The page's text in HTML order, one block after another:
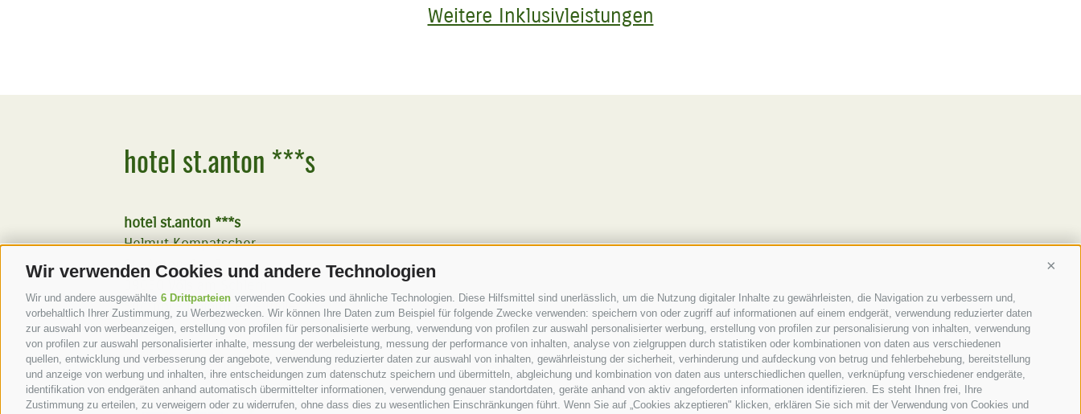
Wir verwenden Cookies und andere Technologien
Wir und andere ausgewählte 6 Drittparteien verwenden Cookies und ähnliche Technologien. Diese Hilfsmittel sind unerlässlich, um die Nutzung digitaler Inhalte zu gewährleisten, die Navigation zu verbessern und,
vorbehaltlich Ihrer Zustimmung, zu Werbezwecken. Wir können Ihre Daten zum Beispiel für folgende Zwecke verwenden: speichern von oder zugriff auf informationen auf einem endgerät, verwendung reduzierter daten
zur auswahl von werbeanzeigen, erstellung von profilen für personalisierte werbung, verwendung von profilen zur auswahl personalisierter werbung, erstellung von profilen zur personalisierung von inhalten, verwendung
von profilen zur auswahl personalisierter inhalte, messung der werbeleistung, messung der performance von inhalten, analyse von zielgruppen durch statistiken oder kombinationen von daten aus verschiedenen
quellen, entwicklung und verbesserung der angebote, verwendung reduzierter daten zur auswahl von inhalten, gewährleistung der sicherheit, verhinderung und aufdeckung von betrug und fehlerbehebung, bereitstellung
und anzeige von werbung und inhalten, ihre entscheidungen zum datenschutz speichern und übermitteln, abgleichung und kombination von daten aus unterschiedlichen quellen, verknüpfung verschiedener endgeräte,
identifikation von endgeräten anhand automatisch übermittelter informationen, verwendung genauer standortdaten, geräte anhand von aktiv angeforderten informationen identifizieren. Es steht Ihnen frei, Ihre
Zustimmung zu erteilen, zu verweigern oder zu widerrufen, ohne dass dies zu wesentlichen Einschränkungen führt. Wenn Sie auf „Cookies akzeptieren" klicken, erklären Sie sich mit der Verwendung von Cookies und
Weitere Inklusivleistungen
hotel st.anton ***s
hotel st.anton ***s
Helmut Kompatscher
St.-Anton-Str. 7
Südtirol - Dolomiten - Italien
+39 0471 725 062
info@st-anton.it